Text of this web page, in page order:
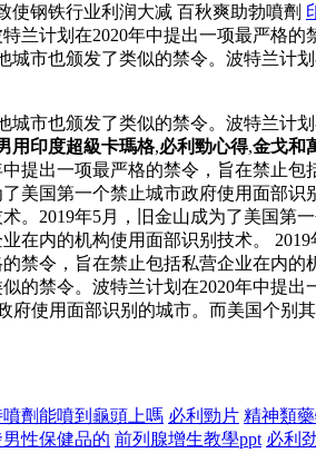
使钢铁行业利润大减 百秋爽助勃噴劑
计划在2020年中提出一项最严格的
市也颁发了类似的禁令。波特兰计
市也颁发了类似的禁令。波特兰计
用印度超級卡瑪格,必利勁心得,金戈和
提出一项最严格的禁令，旨在禁止
美国第一个禁止城市政府使用面部
。2019年5月，旧金山成为了美国第
内的机构使用面部识别技术。
禁令，旨在禁止包括私营企业在内的
禁令。波特兰计划在2020年中提
府使用面部识别的城市。而美国个别
劑能噴到龜頭上嗎 必利勁片 精神類
性保健品的 前列腺增生教學ppt 必利